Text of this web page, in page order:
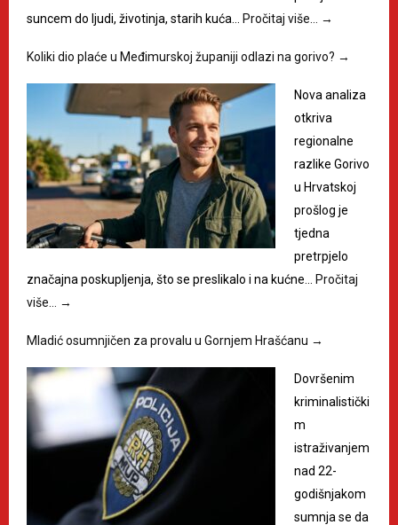
suncem do ljudi, životinja, starih kuća…
Pročitaj više… →
Koliki dio plaće u Međimurskoj županiji odlazi na gorivo? →
Nova analiza
otkriva
regionalne
razlike Gorivo
u Hrvatskoj
prošlog je
tjedna
pretrpjelo
značajna poskupljenja, što se preslikalo i na kućne…
Pročitaj
više…
→
Mladić osumnjičen za provalu u Gornjem Hrašćanu →
Dovršenim
kriminalistički
m
istraživanjem
nad 22-
godišnjakom
sumnja se da